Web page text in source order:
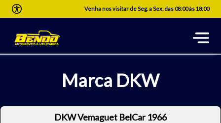
Venha nos visitar de Seg. a Sex. das 08:00 às 18:00
Marca DKW
DKW Vemaguet BelCar 1966